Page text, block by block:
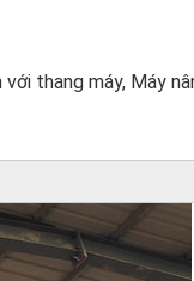
thang máy, Máy